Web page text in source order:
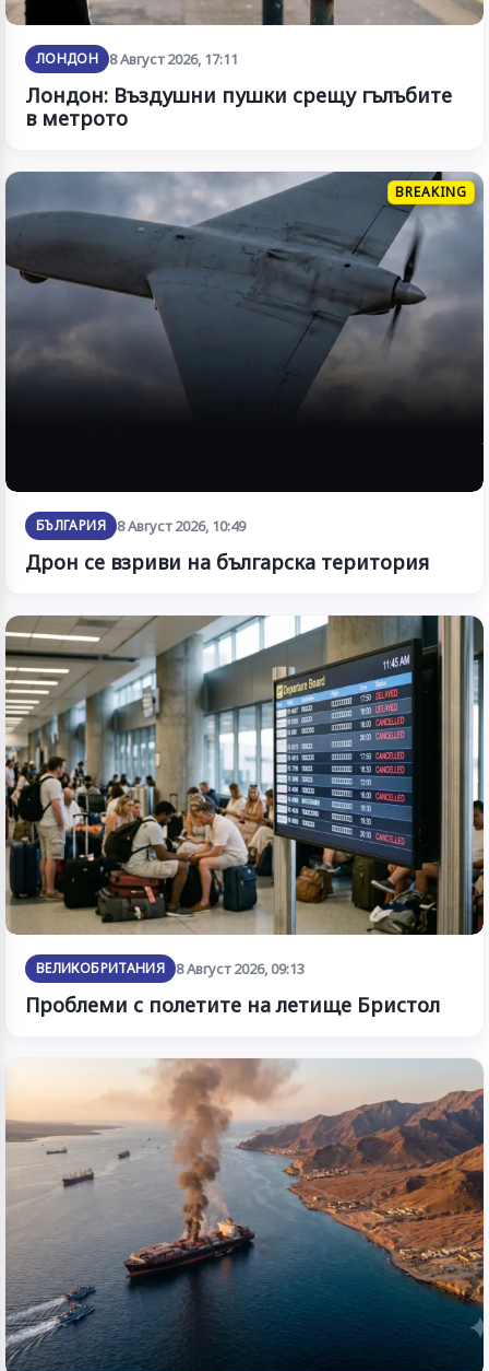
ЛОНДОН 8 Август 2026, 17:11
Лондон: Въздушни пушки срещу гълъбите
в метрото
BREAKING
БЪЛГАРИЯ 8 Август 2026, 10:49
Дрон се взриви на българска територия
ВЕЛИКОБРИТАНИЯ 8 Август 2026, 09:13
Проблеми с полетите на летище Бристол